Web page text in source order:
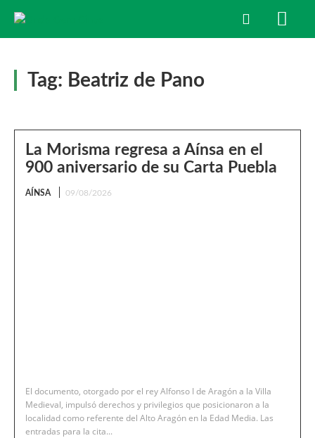
Tag: Beatriz de Pano
La Morisma regresa a Aínsa en el
900 aniversario de su Carta Puebla
AÍNSA 09/08/2026
El documento, otorgado por el rey Alfonso I de Aragón a la Villa
Medieval, impulsó derechos y privilegios que posicionaron a la
localidad como referente del Alto Aragón en la Edad Media. Las
entradas para la cita...